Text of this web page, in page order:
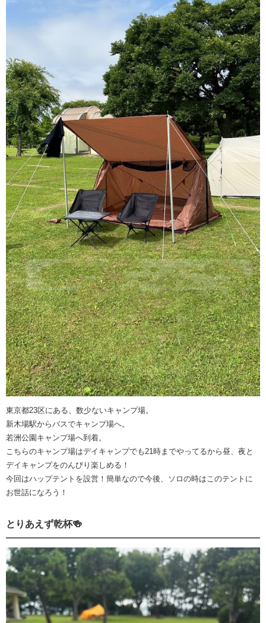
東京都23区にある、数少ないキャンプ場。
新木場駅からバスでキャンプ場へ。
若洲公園キャンプ場へ到着。
こちらのキャンプ場はデイキャンプでも21時までやってるから昼、夜と
デイキャンプをのんびり楽しめる！
今回はハップテントを設営！簡単なので今後、ソロの時はこのテントに
お世話になろう！
とりあえず乾杯🍻